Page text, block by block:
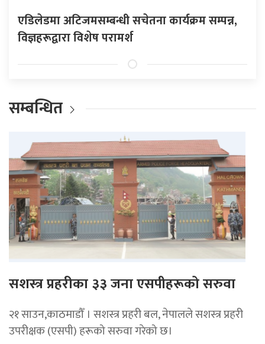
एडिलेडमा अटिजमसम्बन्धी सचेतना कार्यक्रम सम्पन्न,
विज्ञहरूद्वारा विशेष परामर्श
सम्बन्धित
सशस्त्र प्रहरीका ३३ जना एसपीहरूको सरुवा
२१ साउन,काठमाडौँ । सशस्त्र प्रहरी बल, नेपालले सशस्त्र प्रहरी
उपरीक्षक (एसपी) हरूको सरुवा गरेको छ।